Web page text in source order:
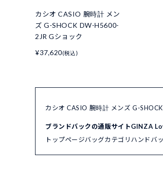
カシオ CASIO 腕時計 メン
ズ G-SHOCK DW-H5600-
2JR Gショック
¥37,620(税込)
カシオ CASIO 腕時計 メンズ G-
ブランドバックの通販サイトGINZA
トップページバッグカテゴリ ハンドバ